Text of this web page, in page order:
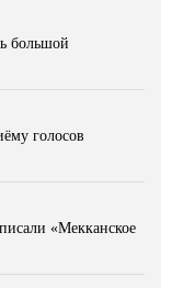
большой
голосов
«Мекканское